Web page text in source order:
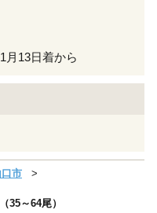
13日着から
市
35～64尾）